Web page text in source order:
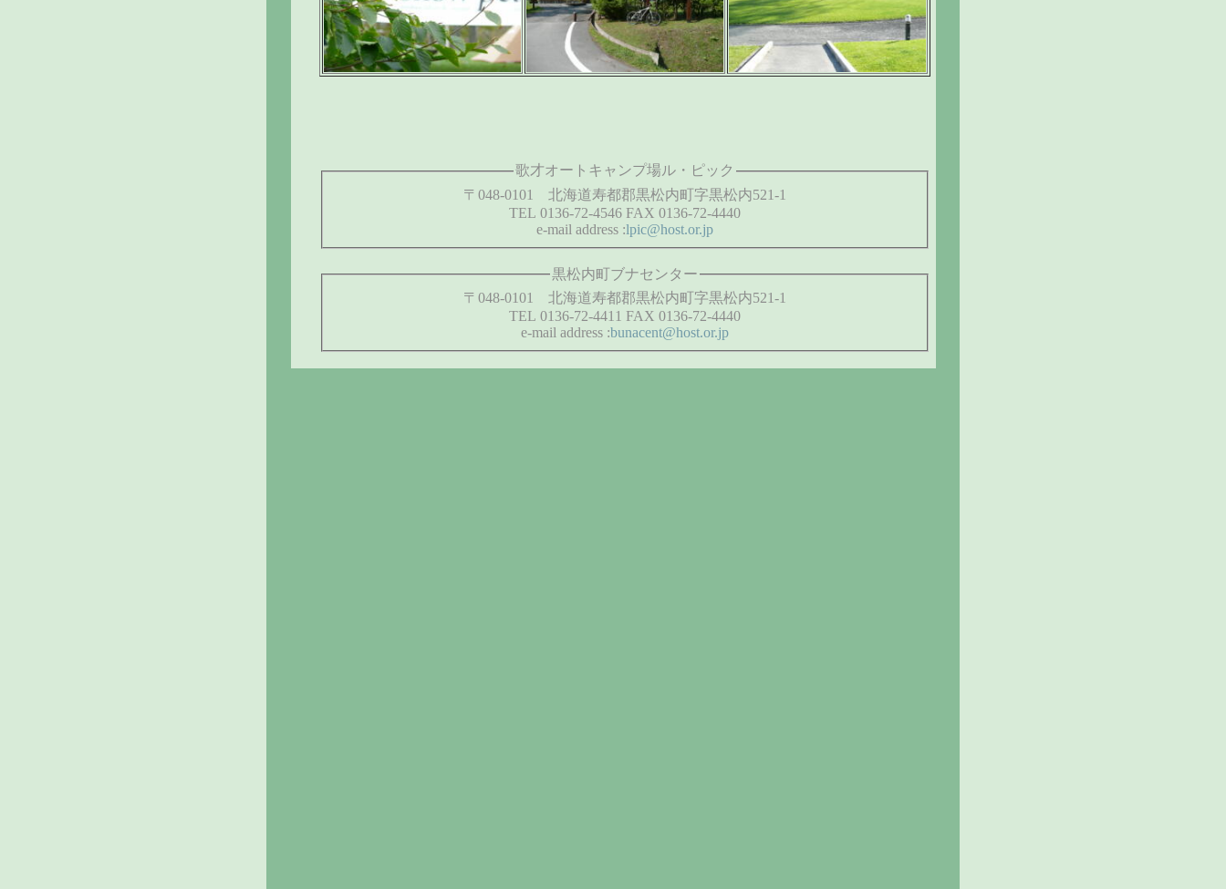
歌才オートキャンプ場ル・ピック
〒048-0101 北海道寿都郡黒松内町字黒松内521-1
TEL 0136-72-4546 FAX 0136-72-4440
e-mail address :lpic@host.or.jp
黒松内町ブナセンター
〒048-0101 北海道寿都郡黒松内町字黒松内521-1
TEL 0136-72-4411 FAX 0136-72-4440
e-mail address :bunacent@host.or.jp